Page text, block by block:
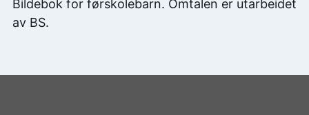
Bildebok for førskolebarn. Omtalen er utarbeidet
av BS.